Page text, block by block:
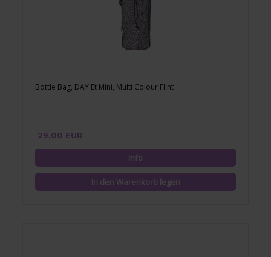
Bottle Bag, DAY Et Mini, Multi Colour Flint
29,00 EUR